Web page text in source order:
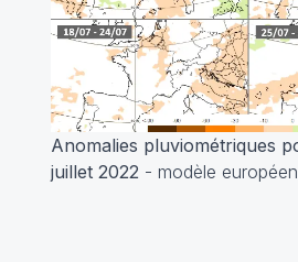
Anomalies pluviométriques
juillet 2022 - modèle